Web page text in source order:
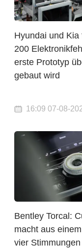
Hyundai und Kia
200
erste Prototyp
gebaut wird
16:09 07-08-
Bentley Torcal:
macht aus
vier